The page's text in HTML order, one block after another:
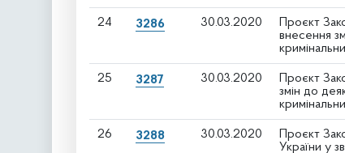
24 3286 30.03.2020
Проєкт
внесення
25 3287 30.03.2020
Проєкт
змін до
26 3288 30.03.2020
Проєкт
України у